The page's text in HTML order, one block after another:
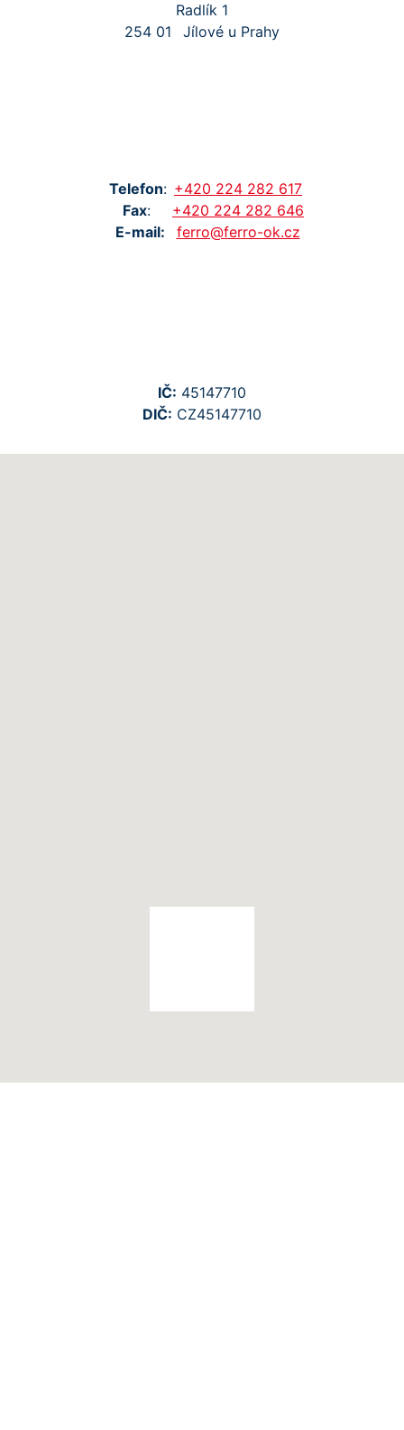
Radlík 1
254 01
Jílové u Prahy
Telefon: +420 224 282 617
Fax: +420 224 282 646
E-mail:
ferro@ferro-ok.cz
IČ: 45147710
DIČ: CZ45147710